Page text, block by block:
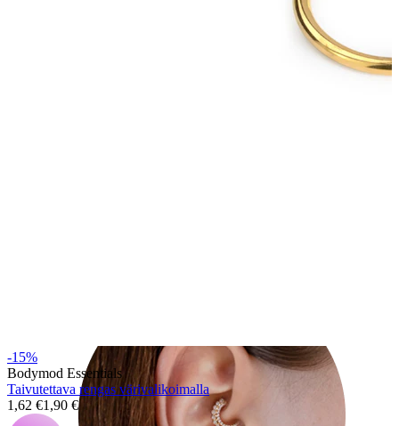
-15%
Bodymod Essentials
Taivutettava rengas värivalikoimalla
1,62 €1,90 €